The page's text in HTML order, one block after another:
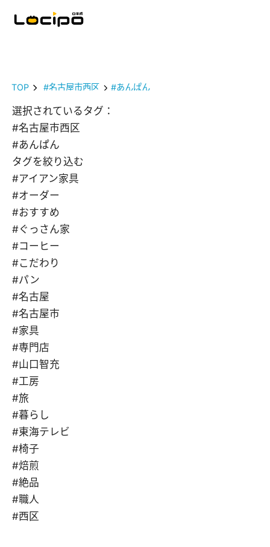
TOP #名古屋市西区 #あんぱん
選択されているタグ：
#名古屋市西区
#あんぱん
タグを絞り込む
#アイアン家具
#オーダー
#おすすめ
#ぐっさん家
#コーヒー
#こだわり
#パン
#名古屋
#名古屋市
#家具
#専門店
#山口智充
#工房
#旅
#暮らし
#東海テレビ
#椅子
#焙煎
#絶品
#職人
#西区